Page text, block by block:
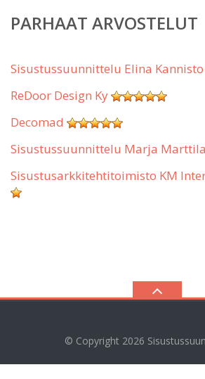
PARHAAT ARVOSTELUT
Sisustussuunnittelu Elina Kannisto
ReDoor Design Ky
Decomad
Sisustussuunnittelu Marja Marttila
Sisustusarkkitehtitoimisto KM
© Copyright 2026